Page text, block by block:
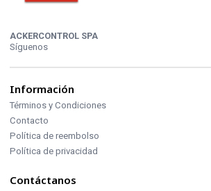
ACKERCONTROL SPA
Síguenos
Información
Términos y Condiciones
Contacto
Política de reembolso
Política de privacidad
Contáctanos